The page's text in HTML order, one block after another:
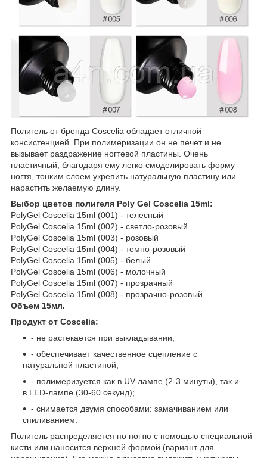
Полигель от бренда Coscelia обладает отличной
консистенцией. При полимеризации он не печет и не
вызывает раздражение ногтевой пластины. Очень
пластичный, благодаря ему легко смоделировать форму
ногтя, тонким слоем укрепить натуральную пластину или
нарастить желаемую длину.
Выбор цветов полигеля Poly Gel Coscelia 15ml:
PolyGel Coscelia 15ml (001) - телесный
PolyGel Coscelia 15ml (002) - светло-розовый
PolyGel Coscelia 15ml (003) - розовый
PolyGel Coscelia 15ml (004) - темно-розовый
PolyGel Coscelia 15ml (005) - белый
PolyGel Coscelia 15ml (006) - молочный
PolyGel Coscelia 15ml (007) - прозрачный
PolyGel Coscelia 15ml (008) - прозрачно-розовый
Объем 15мл.
Продукт от Coscelia:
- не растекается при выкладывании;
- обеспечивает качественное сцепление с
натуральной пластиной;
- полимеризуется как в UV-лампе (2-3 минуты), так и
в LED-лампе (30-60 секунд);
- снимается двумя способами: замачиванием или
спиливанием.
Полигель распределяется по ногтю с помощью специальной
кисти или наносится верхней формой (вариант для